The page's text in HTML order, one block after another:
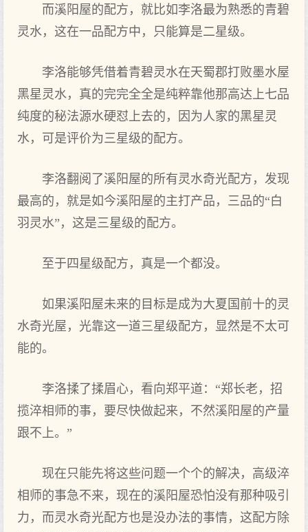
而溪阳屋的配方，就比如李洛最为熟悉的青碧
灵水，这在一品配方中，只能算是二星级。
李洛能够凭借着青碧灵水在天蜀郡打败墨水屋
黑星灵水，真的完完全全是纯粹靠他那高达上七品
纯度的秘法源水硬怼上去的，因为人家的黑星灵
水，可是评价为三星级的配方。
李洛翻阅了溪阳屋的所有灵水奇光配方，发现
最高的，就是如今溪阳屋的主打产品，三品的“白
羽灵水”，这是三星级的配方。
至于四星级配方，真是一个都没。
如果溪阳屋未来的目标是成为大夏国前十的灵
水奇光屋，光靠这一道三星级配方，显然是不太可
能的。
李洛揉了揉眉心，看向郑平道：“郑长老，招
揽淬相师的事，要尽快做起来，不然溪阳屋的产量
跟不上。”
现在只能先将这些问题一个个的解决，高级淬
相师的事急不来，现在的溪阳屋恐怕没有那种吸引
力，而灵水奇光配方也是没办法的事情，这配方除